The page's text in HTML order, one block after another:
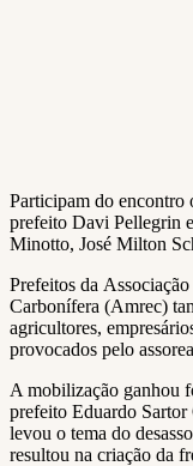
Participam do
prefeito Davi Pellegrin
Minotto, José Milton
Prefeitos da
Carbonífera (Amrec)
agricultores,
provocados pelo
A mobilização ganhou
prefeito Eduardo Sartor
levou o tema do
resultou na criação da